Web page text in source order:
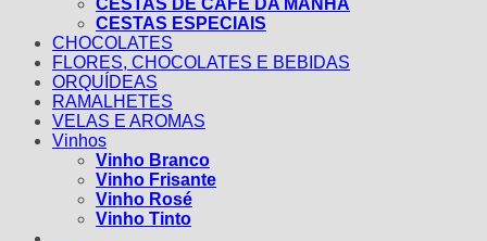
CESTAS ESPECIAIS
CHOCOLATES
FLORES, CHOCOLATES E BEBIDAS
ORQUÍDEAS
RAMALHETES
VELAS E AROMAS
Vinhos
Vinho Branco
Vinho Frisante
Vinho Rosé
Vinho Tinto